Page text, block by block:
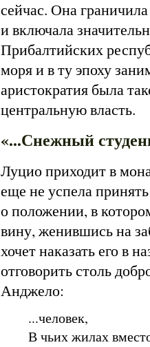
сейчас. Она
и включала
Прибалтийских
моря и в ту эпоху
аристократия была
центральную власть.
«...Снежный
Луцио приходит в
еще не успела
о положении, в
вину, женившись на
хочет наказать его в
отговорить столь
Анджело:
...человек,
В чьих жилах